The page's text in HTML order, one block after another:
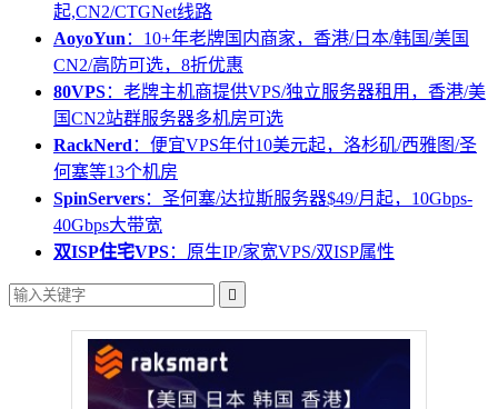
起,CN2/CTGNet线路
AoyoYun ：10+年老牌国内商家，香港/日本/韩国/美国
CN2/高防可选，8折优惠
80VPS：老牌主机商提供VPS/独立服务器租用，香港/美
国CN2站群服务器多机房可选
RackNerd ：便宜VPS年付10美元起，洛杉矶/西雅图/圣
何塞等13个机房
SpinServers：圣何塞/达拉斯服务器$49/月起，10Gbps-
40Gbps大带宽
双ISP住宅VPS：原生IP/家宽VPS/双ISP属性
